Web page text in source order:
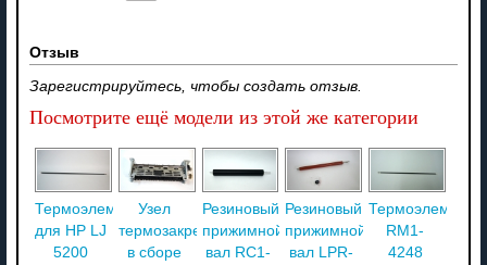
Отзыв
Зарегистрируйтесь, чтобы создать отзыв.
Посмотрите ещё модели из этой же категории
Термоэлемент
для HP LJ
5200
Узел
термозакрепления
в сборе
Резиновый
прижимной
вал RC1-
Резиновый
прижимной
вал LPR-
Термоэлемент
RM1-
4248